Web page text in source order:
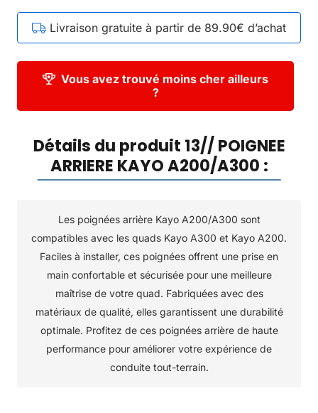
Livraison gratuite à partir de 89.90€ d’achat
Vous avez trouvé moins cher ailleurs
?
Détails du produit 13// POIGNEE
ARRIERE KAYO A200/A300 :
Les poignées arrière Kayo A200/A300 sont
compatibles avec les quads Kayo A300 et Kayo A200.
Faciles à installer, ces poignées offrent une prise en
main confortable et sécurisée pour une meilleure
maîtrise de votre quad. Fabriquées avec des
matériaux de qualité, elles garantissent une durabilité
optimale. Profitez de ces poignées arrière de haute
performance pour améliorer votre expérience de
conduite tout-terrain.